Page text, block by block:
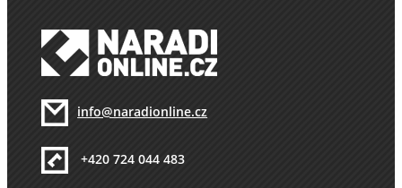
info@naradionline.cz
+420 724 044 483